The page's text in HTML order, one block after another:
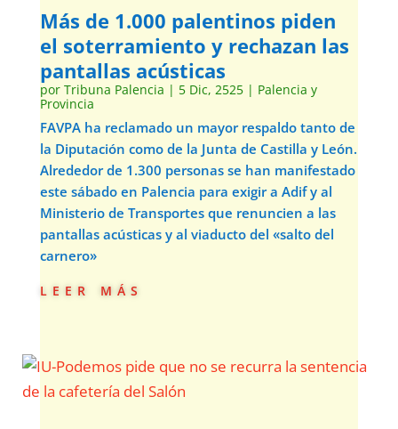
Más de 1.000 palentinos piden
el soterramiento y rechazan las
pantallas acústicas
por Tribuna Palencia | 5 Dic, 2525| Palencia y
Provincia
FAVPA ha reclamado un mayor respaldo tanto de
la Diputación como de la Junta de Castilla y León.
Alrededor de 1.300 personas se han manifestado
este sábado en Palencia para exigir a Adif y al
Ministerio de Transportes que renuncien a las
pantallas acústicas y al viaducto del «salto del
carnero»
leer más